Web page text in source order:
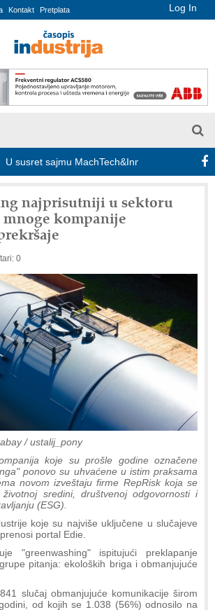
Log In
Kontakt Pretplata
sajmu MachTech&InnoTech: ulaznice za
najprisutniji u sektoru
mnoge kompanije
0
/ ustalij_pony
koje su prošle godine označene
ponovo su uhvaćene u istim praksama
novom izveštaju firme RepRisk koja se
sredini, društvenoj odgovornosti i
(ESG).
koje su najviše uključene u slučajeve
portal Edie.
"greenwashing" ispitujući preklapanje
pitanja: ekoloških briga i obmanjujuće
slučaj obmanjujuće komunikacije širom
od kojih se 1.038 (56%) odnosilo na